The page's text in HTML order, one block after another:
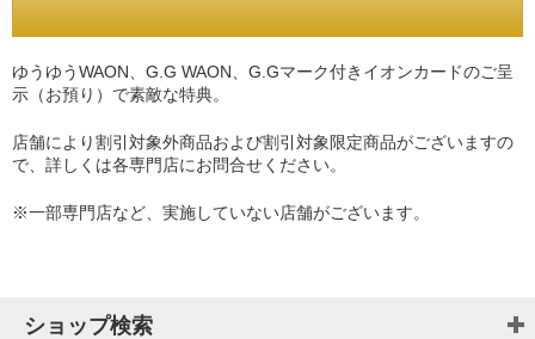
ゆうゆうWAON、G.G WAON、G.Gマーク付きイオンカードのご呈
示（お預り）で素敵な特典。
店舗により割引対象外商品および割引対象限定商品がございますの
で、詳しくは各専門店にお問合せください。
※一部専門店など、実施していない店舗がございます。
ショップ検索